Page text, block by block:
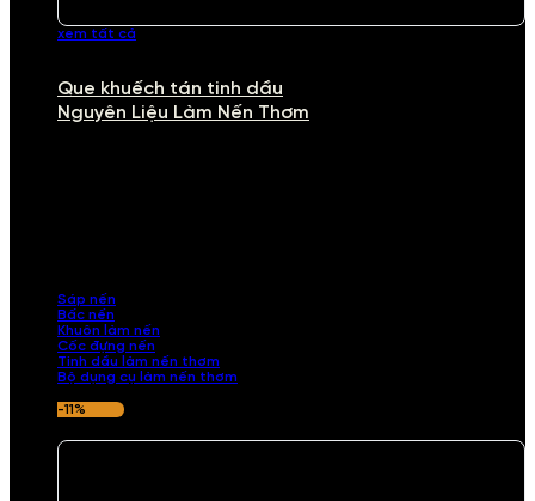
xem tất cả
Que khuếch tán tinh dầu
Nguyên Liệu Làm Nến Thơm
Sáp nến
Bấc nến
Khuôn làm nến
Cốc đựng nến
Tinh dầu làm nến thơm
Bộ dụng cụ làm nến thơm
-11%